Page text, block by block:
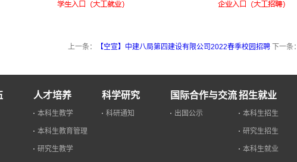
上一条： 【空宣】中建八局第四建设有限公司2022春季校园招聘 下一条：
人才培养
本科生教学
本科生教育管理
研究生教学
科学研究
科研通知
国际合作与交流
出国公示
招生就业
本科生招生
研究生招生
本科生就业